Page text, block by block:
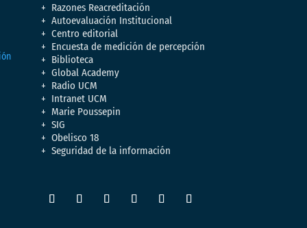
Razones Reacreditación
Autoevaluación Institucional
Centro editorial
Encuesta de medición de percepción
Biblioteca
Global Academy
Radio UCM
Intranet UCM
Marie Poussepin
SIG
Obelisco 18
Seguridad de la información